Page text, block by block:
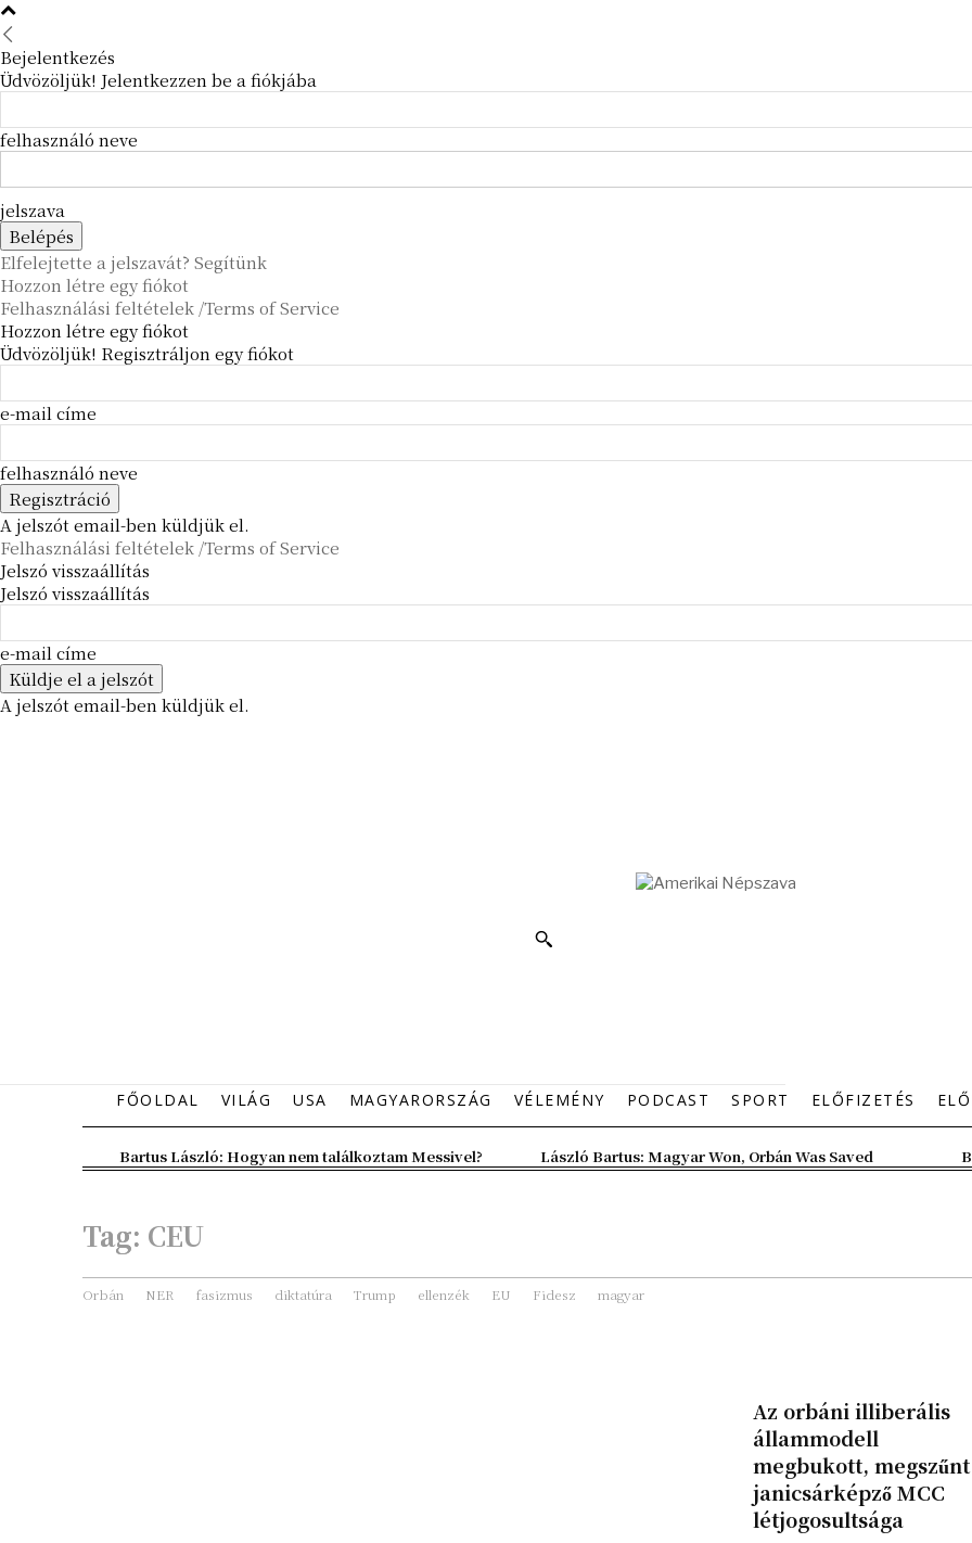
Bejelentkezés
Üdvözöljük! Jelentkezzen be a fiókjába
felhasználó neve
jelszava
Elfelejtette a jelszavát? Segítünk
Hozzon létre egy fiókot
Felhasználási feltételek /Terms of Service
Hozzon létre egy fiókot
Üdvözöljük! Regisztráljon egy fiókot
e-mail címe
felhasználó neve
A jelszót email-ben küldjük el.
Felhasználási feltételek /Terms of Service
Jelszó visszaállítás
Jelszó visszaállítás
e-mail címe
A jelszót email-ben küldjük el.
FŐOLDAL VILÁG USA MAGYARORSZÁG VÉLEMÉNY PODCAST SPORT ELŐFIZETÉS
Bartus László: Hogyan nem találkoztam Messivel? László Bartus: Magyar Won, Orbán Was Saved
Tag: CEU
Orbán NER fasizmus diktatúra Trump ellenzék EU Fidesz magyar
Az orbáni illiberális
állammodell
megbukott,
janicsárképző MCC
létjogosultsága